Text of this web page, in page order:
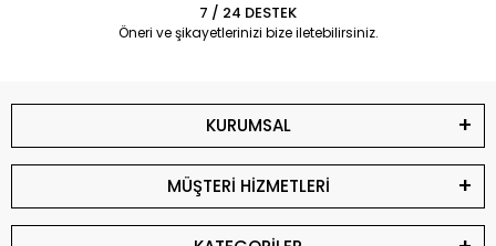
7 / 24 DESTEK
Öneri ve şikayetlerinizi bize iletebilirsiniz.
KURUMSAL
MÜŞTERİ HİZMETLERİ